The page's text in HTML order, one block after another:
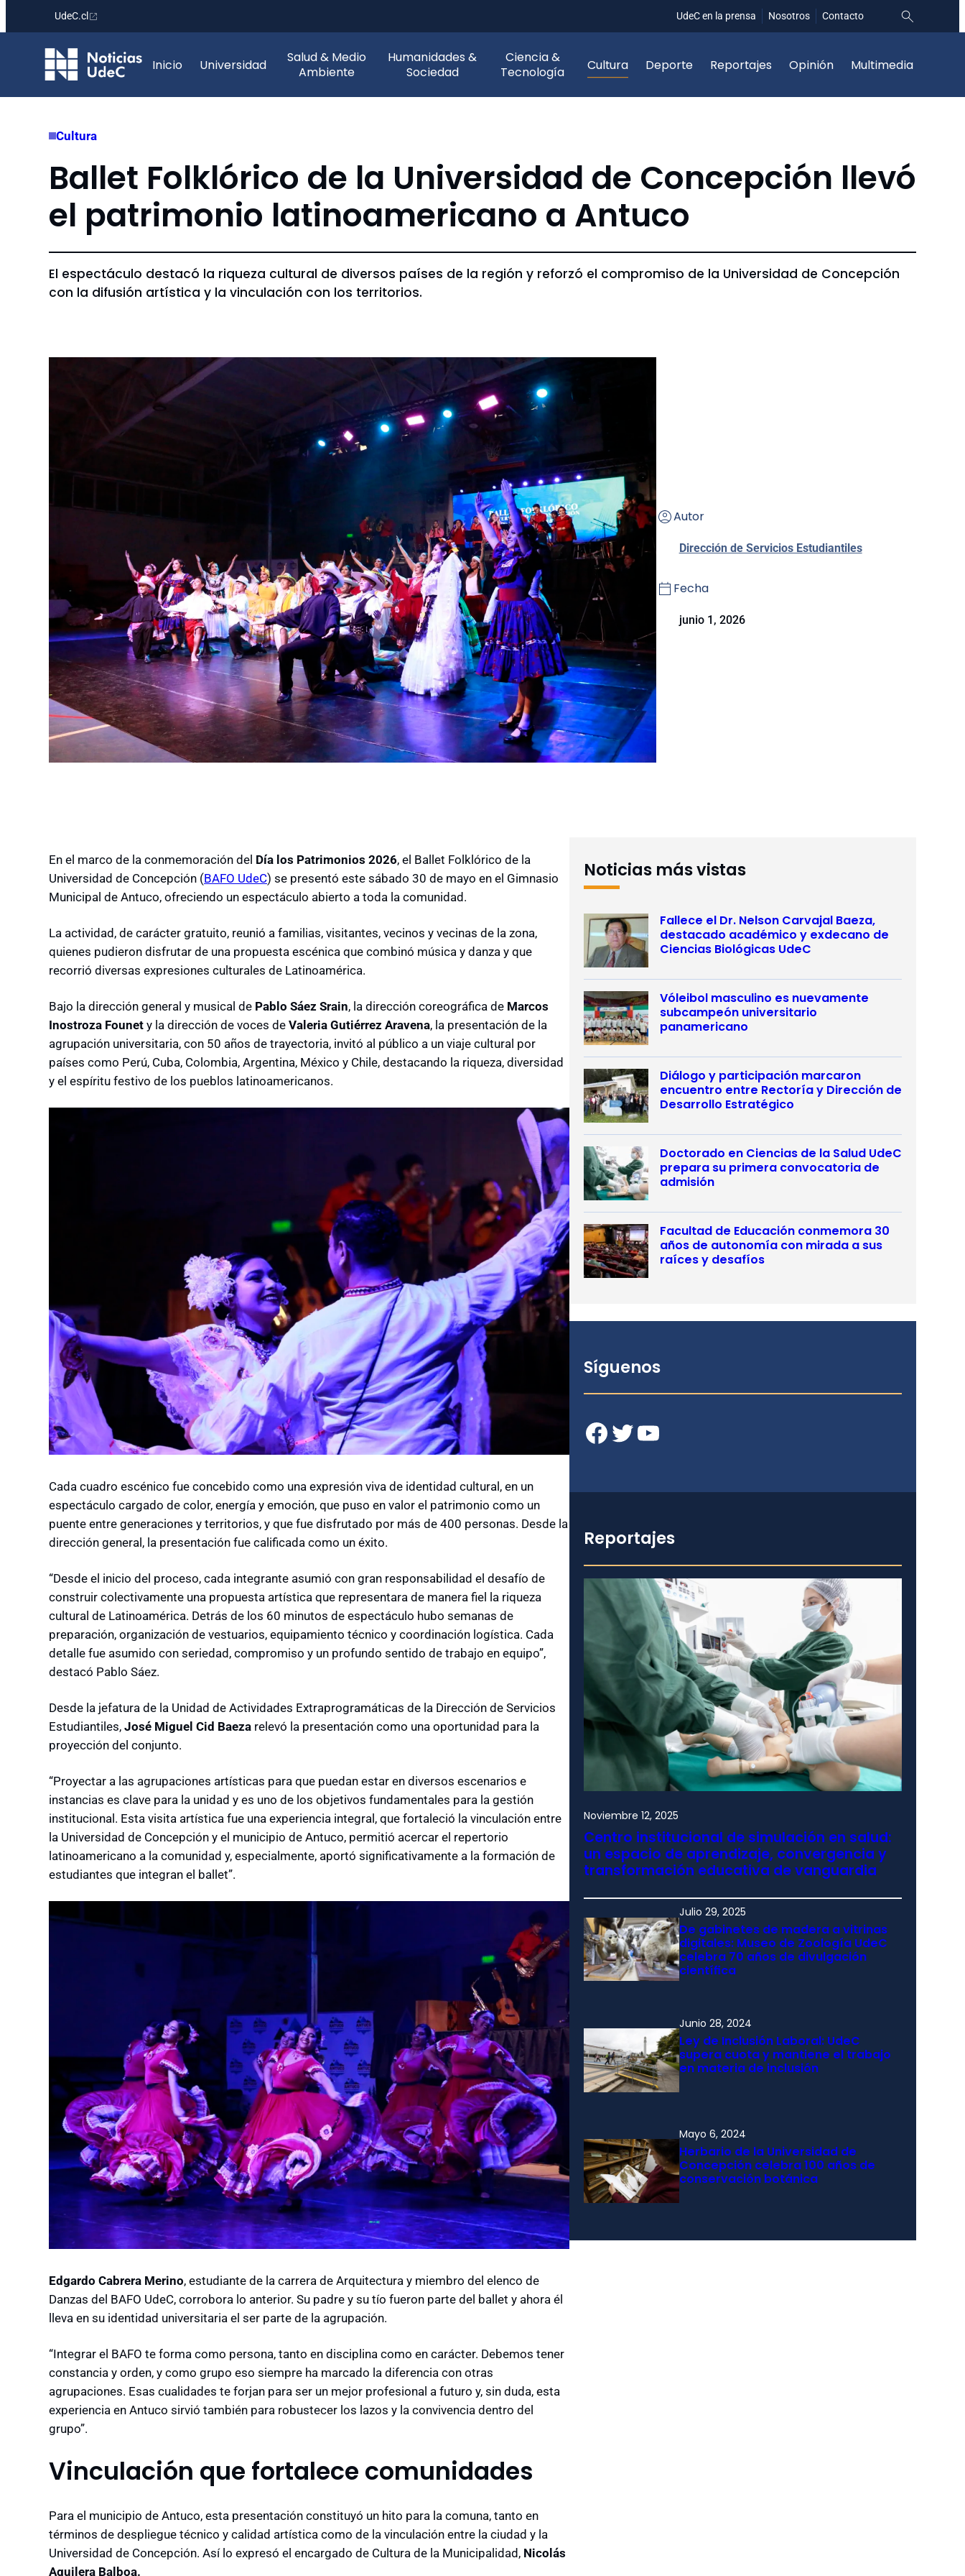
contenido
UdeC.cl UdeC en la prensa Nosotros Contacto
Inicio Universidad
Salud & Medio
Ambiente
Humanidades &
Sociedad
Ciencia &
Tecnología
Cultura Deporte Reportajes Opinión Multimedia
Cultura
Ballet Folklórico de la Universidad de Concepción llevó
el patrimonio latinoamericano a Antuco
El espectáculo destacó la riqueza cultural de diversos países de la región y reforzó el compromiso de la Universidad de Concepción
con la difusión artística y la vinculación con los territorios.
Autor
Dirección de Servicios Estudiantiles
Fecha
junio 1, 2026
En el marco de la conmemoración del Día los Patrimonios 2026, el Ballet Folklórico de la
Universidad de Concepción (BAFO UdeC) se presentó este sábado 30 de mayo en el Gimnasio
Municipal de Antuco, ofreciendo un espectáculo abierto a toda la comunidad.
La actividad, de carácter gratuito, reunió a familias, visitantes, vecinos y vecinas de la zona,
quienes pudieron disfrutar de una propuesta escénica que combinó música y danza y que
recorrió diversas expresiones culturales de Latinoamérica.
Bajo la dirección general y musical de Pablo Sáez Srain, la dirección coreográfica de Marcos
Inostroza Founet y la dirección de voces de Valeria Gutiérrez Aravena, la presentación de la
agrupación universitaria, con 50 años de trayectoria, invitó al público a un viaje cultural por
países como Perú, Cuba, Colombia, Argentina, México y Chile, destacando la riqueza, diversidad
y el espíritu festivo de los pueblos latinoamericanos.
Cada cuadro escénico fue concebido como una expresión viva de identidad cultural, en un
espectáculo cargado de color, energía y emoción, que puso en valor el patrimonio como un
puente entre generaciones y territorios, y que fue disfrutado por más de 400 personas. Desde la
dirección general, la presentación fue calificada como un éxito.
“Desde el inicio del proceso, cada integrante asumió con gran responsabilidad el desafío de
construir colectivamente una propuesta artística que representara de manera fiel la riqueza
cultural de Latinoamérica. Detrás de los 60 minutos de espectáculo hubo semanas de
preparación, organización de vestuarios, equipamiento técnico y coordinación logística. Cada
detalle fue asumido con seriedad, compromiso y un profundo sentido de trabajo en equipo”,
destacó Pablo Sáez.
Desde la jefatura de la Unidad de Actividades Extraprogramáticas de la Dirección de Servicios
Estudiantiles, José Miguel Cid Baeza relevó la presentación como una oportunidad para la
proyección del conjunto.
“Proyectar a las agrupaciones artísticas para que puedan estar en diversos escenarios e
instancias es clave para la unidad y es uno de los objetivos fundamentales para la gestión
institucional. Esta visita artística fue una experiencia integral, que fortaleció la vinculación entre
la Universidad de Concepción y el municipio de Antuco, permitió acercar el repertorio
latinoamericano a la comunidad y, especialmente, aportó significativamente a la formación de
estudiantes que integran el ballet”.
Edgardo Cabrera Merino, estudiante de la carrera de Arquitectura y miembro del elenco de
Danzas del BAFO UdeC, corrobora lo anterior. Su padre y su tío fueron parte del ballet y ahora él
lleva en su identidad universitaria el ser parte de la agrupación.
“Integrar el BAFO te forma como persona, tanto en disciplina como en carácter. Debemos tener
constancia y orden, y como grupo eso siempre ha marcado la diferencia con otras
agrupaciones. Esas cualidades te forjan para ser un mejor profesional a futuro y, sin duda, esta
experiencia en Antuco sirvió también para robustecer los lazos y la convivencia dentro del
grupo”.
Vinculación que fortalece comunidades
Para el municipio de Antuco, esta presentación constituyó un hito para la comuna, tanto en
términos de despliegue técnico y calidad artística como de la vinculación entre la ciudad y la
Universidad de Concepción. Así lo expresó el encargado de Cultura de la Municipalidad, Nicolás
Aguilera Balboa.
Noticias más vistas
Fallece el Dr. Nelson Carvajal Baeza,
destacado académico y exdecano de
Ciencias Biológicas UdeC
Vóleibol masculino es nuevamente
subcampeón universitario
panamericano
Diálogo y participación marcaron
encuentro entre Rectoría y Dirección de
Desarrollo Estratégico
Doctorado en Ciencias de la Salud UdeC
prepara su primera convocatoria de
admisión
Facultad de Educación conmemora 30
años de autonomía con mirada a sus
raíces y desafíos
Síguenos
Facebook Twitter YouTube
Reportajes
Noviembre 12, 2025
Centro institucional de simulación en salud:
un espacio de aprendizaje, convergencia y
transformación educativa de vanguardia
Julio 29, 2025
De gabinetes de madera a vitrinas
digitales: Museo de Zoología UdeC
celebra 70 años de divulgación
científica
Junio 28, 2024
Ley de Inclusión Laboral: UdeC
supera cuota y mantiene el trabajo
en materia de inclusión
Mayo 6, 2024
Herbario de la Universidad de
Concepción celebra 100 años de
conservación botánica